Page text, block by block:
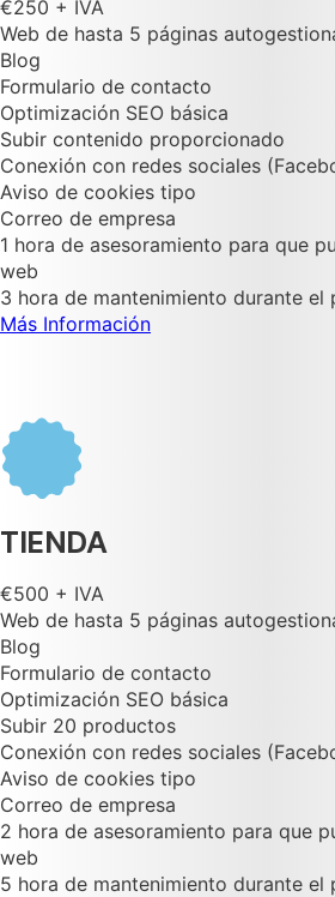
€250 + IVA
Web de hasta 5 páginas
Blog
Formulario de contacto
Optimización SEO básica
Subir contenido proporcionado
Conexión con redes sociales
Aviso de cookies tipo
Correo de empresa
1 hora de asesoramiento para que
web
3 hora de mantenimiento durante el
Más Información
TIENDA
€500 + IVA
Web de hasta 5 páginas
Blog
Formulario de contacto
Optimización SEO básica
Subir 20 productos
Conexión con redes sociales
Aviso de cookies tipo
Correo de empresa
2 hora de asesoramiento para que
web
5 hora de mantenimiento durante el